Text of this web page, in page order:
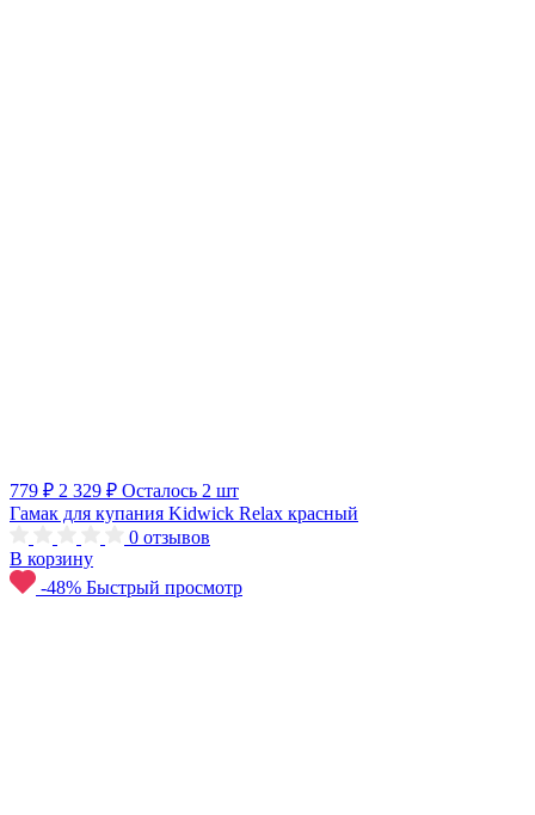
779 ₽ 2 329 ₽ Осталось 2 шт
Гамак для купания Kidwick Relax красный
0 отзывов
В корзину
-48% Быстрый просмотр